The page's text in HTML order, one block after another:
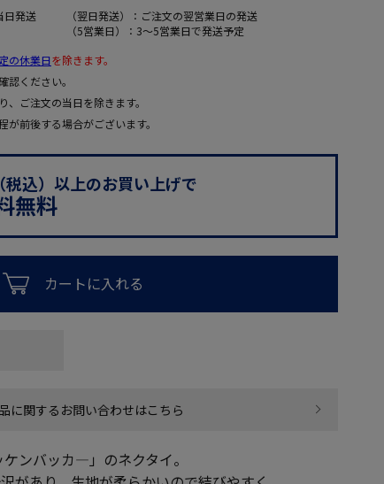
日発送
（翌日発送）：ご注文の翌営業日の発送
（5営業日）：3～5営業日で発送予定
の休業日を除きます。
認ください。
ご注文の当日を除きます。
前後する場合がございます。
込）以上のお買い上げで
無料
カートに入れる
に関するお問い合わせはこちら
ンバッカ―」のネクタイ。